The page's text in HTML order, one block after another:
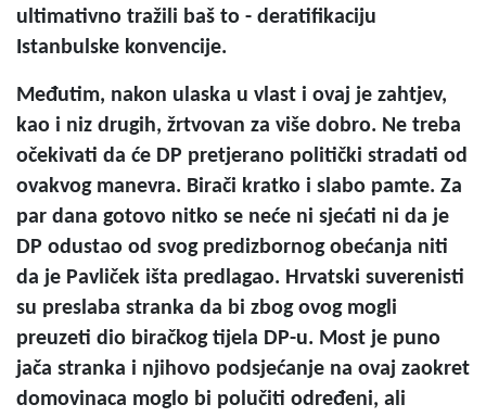
ultimativno tražili baš to - deratifikaciju
Istanbulske konvencije.
Međutim, nakon ulaska u vlast i ovaj je zahtjev,
kao i niz drugih, žrtvovan za više dobro. Ne treba
očekivati da će DP pretjerano politički stradati od
ovakvog manevra. Birači kratko i slabo pamte. Za
par dana gotovo nitko se neće ni sjećati ni da je
DP odustao od svog predizbornog obećanja niti
da je Pavliček išta predlagao. Hrvatski suverenisti
su preslaba stranka da bi zbog ovog mogli
preuzeti dio biračkog tijela DP-u. Most je puno
jača stranka i njihovo podsjećanje na ovaj zaokret
domovinaca moglo bi polučiti određeni, ali